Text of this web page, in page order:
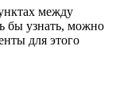
между
бы узнать, можно
для этого